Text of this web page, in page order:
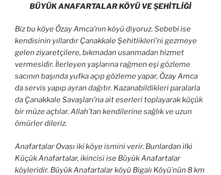
BÜYÜK ANAFARTALAR KÖYÜ VE ŞEHİTLİĞİ
Biz bu köye Özay Amca’nın köyü diyoruz. Sebebi ise
kendisinin yıllardır Çanakkale Şehitlikleri’ni gezmeye
gelen ziyaretçilere, bıkmadan usanmadan hizmet
vermesidir. İlerleyen yaşlarına rağmen eşi gözleme
sacının başında yufka açıp gözleme yapar, Özay Amca
da servis yapıp ayran dağıtır. Kazanabildikleri paralarla
da Çanakkale Savaşları’na ait eserleri toplayarak küçük
bir müze açtılar. Allah’tan kendilerine sağlık ve uzun
ömürler dileriz.
Anafartalar Ovası iki köye ismini verir. Bunlardan ilki
Küçük Anafartalar, ikincisi ise Büyük Anafartalar
köyleridir. Büyük Anafartalar köyü Bigalı Köyü’nün 8 km